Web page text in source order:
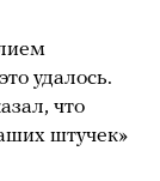
удалось.
что
штучек»